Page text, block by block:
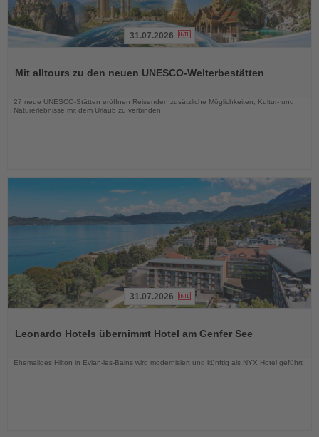
die
31.07.2026
Mit alltours zu den neuen UNESCO-Welterbestätten
27 neue UNESCO-Stätten eröffnen Reisenden zusätzliche Möglichkeiten, Kultur- und
Naturerlebnisse mit dem Urlaub zu verbinden
die
31.07.2026
Leonardo Hotels übernimmt Hotel am Genfer See
Ehemaliges Hilton in Evian-les-Bains wird modernisiert und künftig als NYX Hotel geführt